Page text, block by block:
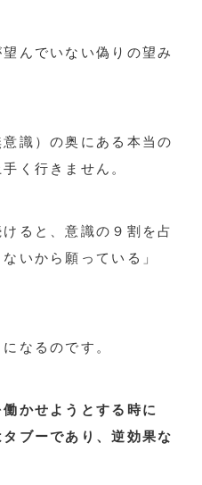
んでいない偽りの望み
識）の奥にある本当の
く行きません。
ると、意識の９割を占
いから願っている」
なるのです。
かせようとする時に
タブーであり、逆効果な